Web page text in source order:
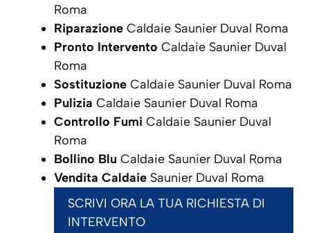
Roma
Riparazione Caldaie Saunier Duval Roma
Pronto Intervento Caldaie Saunier Duval
Roma
Sostituzione Caldaie Saunier Duval Roma
Pulizia Caldaie Saunier Duval Roma
Controllo Fumi Caldaie Saunier Duval
Roma
Bollino Blu Caldaie Saunier Duval Roma
Vendita Caldaie Saunier Duval Roma
SCRIVI ORA LA TUA RICHIESTA DI
INTERVENTO